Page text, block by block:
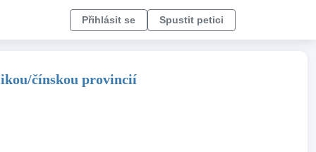
Přihlásit se Spustit petici
čínskou provincií